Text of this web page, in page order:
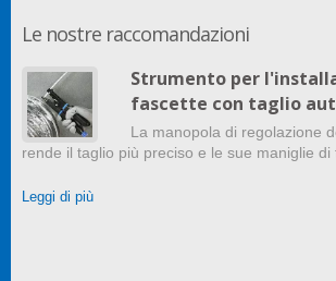
Le nostre raccomandazioni
Strumento per
fascette con taglio
La manopola di regolazione
rende il taglio più preciso e le sue maniglie di
Leggi di più